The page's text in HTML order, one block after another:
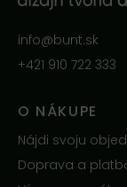
info@bunt.sk
+421 910 722 333
O NÁKUPE
Nájdi svoju
Doprava a